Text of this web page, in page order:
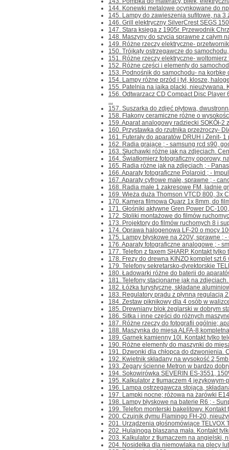
144. Konewki metalowe ocynkowane do
145. Lampy do zawieszenia sufitowe, na 3
146. Grill elektryczny SilverCrest SEGS
147. Stara księga z 1905r. Przewodnik
148. Maszyny do szycia sprawne z całym
149. Różne rzeczy elektryczne-
150. Trójkąty ostrzegawcze do
151. Różne rzeczy elektryczne-
152. Różne części i elementy do
153. Podnośnik do samochodu- na korbkę
154. Lampy różne przód i tył, klosze,
155. Patelnia na jajka placki, nieużywana.
156. Odtwarzacz CD Compact Disc Player
...
157. Suszarka do zdjęć płytowa,
158. Flakony ceramiczne różne o
159. Aparat analogowy radziecki SOKÓł-2
160. Przystawka do rzutnika przeżroczy-
161. Futerały do aparatów DRUH i Zenit- 1
162. Radia grające ; - samsung rcd s90,
163. Słuchawki różne jak na zdjęciach.
164. Światłomierz fotograficzny oporowy,
165. Radia różne jak na zdjęciach ; -
166. Aparaty fotograficzne Polaroid ; -
167. Aparaty cyfrowe małe, sprawne ; -
168. Radia małe 1 zakresowe FM, ładnie
169. Wieża duża Thomson VTCD 800, 3x
170. Kamera filmowa Quarz 1x 8mm, do
171. Głośniki aktywne Gren Power DC-
172. Stoliki montażowe do filmów
173. Projektory do filmów ruchomych 8 i
174. Oprawa halogenowa LF-20 o mocy
175. Lampy błyskowe na 220V, sprawne ;
176. Aparaty fotograficzne analogowe ; -
177. Telefon z faxem SHARP. Kontakt
178. Frezy do drewna KINZO komplet szt.6
179. Telefony sekretarsko-dyrektorskie
180. Ładowarki różne do baterii do
181. Telefony stacjonarne jak na
182. Łóżka turystyczne, składane
183. Regulatory prądu z płynną regulacją
184. Zestaw piknikowy dla 4 osób w
185. Drewniany blok żeglarski w dobrym
186. Sitka i inne części do różnych
187. Różne rzeczy do fotografii ogólnie;
188. Maszynka do mięsa ALFA-
189. Garnek kamienny 10l. Kontakt tylko
190. Różne elementy do maszynki do
191. Dzwonki dla chłopca do dzwonienia.
192. Kwietnik składany na wysokość
193. Zegary ścienne Metron w bardzo
194. Sokowirówka SEVERIN ES-3551,
195. Kalkulator z tłumaczem 4
196. Lampa ostrzegawcza stojąca,
197. Lampki nocne; różowa na żarówki
198. Lampy błyskowe na baterie R6 ; -
199. Telefon monterski bakelitowy. Kontakt
200. Czujnik dymu Flamingo FH-20,
201. Urządzenia głośnomówiące TELVOX
202. Hulajnoga blaszana mała. Kontakt
203. Kalkulator z tłumaczem na angielski,
204. Nosidełka dla niemowlaka na plecy